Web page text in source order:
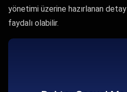
yönetimi üzerine hazırlanan
faydalı olabilir.